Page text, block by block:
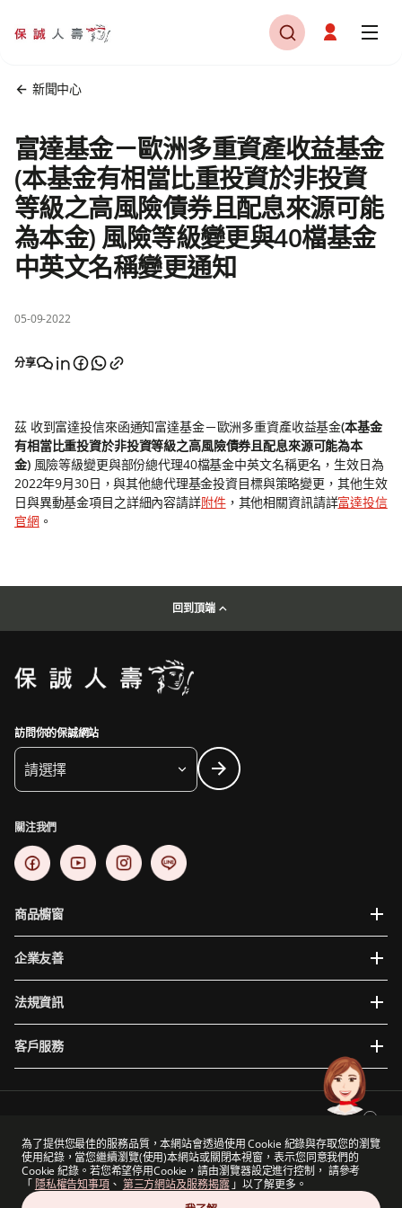
新聞中心
富達基金－歐洲多重資產收益基金
(本基金有相當比重投資於非投資
等級之高風險債券且配息來源可能
為本金) 風險等級變更與40檔基金
中英文名稱變更通知
05-09-2022
分享
茲 收到富達投信來函通知富達基金－歐洲多重資產收益基金(本基金
有相當比重投資於非投資等級之高風險債券且配息來源可能為本
金) 風險等級變更與部份總代理40檔基金中英文名稱更名，生效日為
2022年9月30日，與其他總代理基金投資目標與策略變更，其他生效
日與異動基金項目之詳細內容請詳附件，其他相關資訊請詳富達投信
官網。
回到頂端
訪問你的保誠網站
請選擇
關注我們
商品櫥窗
企業友善
法規資訊
客戶服務
保誠集團與保德信金融集團（一家主要營業地點位於美國的公司）及The Prudential
Assurance Company Limited（M&G plc的附屬公司，一家於英國註冊成立的公司）沒有任何
關聯。
為了提供您最佳的服務品質，本網站會透過使用 Cookie 紀錄與存取您的瀏覽
使用紀錄，當您繼續瀏覽(使用)本網站或關閉本視窗，表示您同意我們的
Cookie 紀錄。若您希望停用Cookie，請由瀏覽器設定進行控制， 請參考
「 隱私權告知事項、 第三方網站及服務揭露」以了解更多。